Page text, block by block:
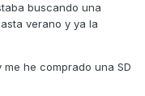
buscando una
verano y ya la
he comprado una SD